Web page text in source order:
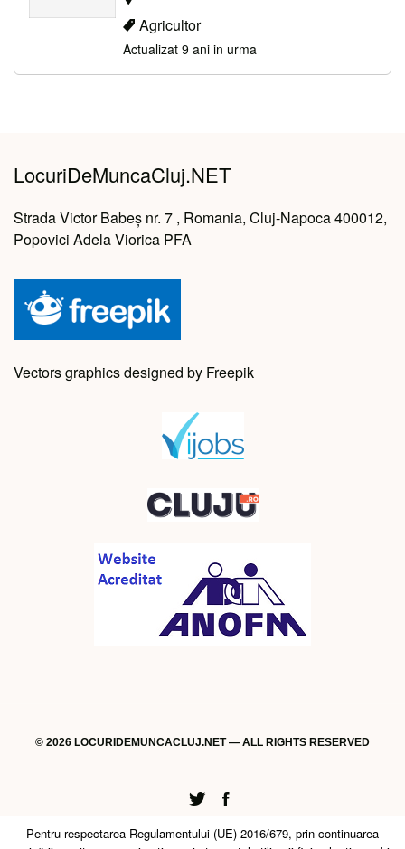
Agricultor
Actualizat 9 ani in urma
LocuriDeMuncaCluj.NET
Strada Victor Babeș nr. 7 , Romania, Cluj-Napoca 400012,
Popovici Adela Viorica PFA
Vectors graphics designed by Freepik
© 2026 LOCURIDEMUNCACLUJ.NET — ALL RIGHTS RESERVED
Twitter
Facebook
Pentru respectarea Regulamentului (UE) 2016/679, prin continuarea